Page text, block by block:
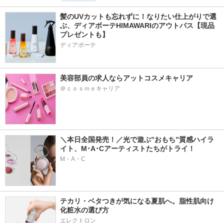
髪のUVカットも忘れずに！なりたい仕上がりで選
ぶ、ディアボーテHIMAWARIのアウトバス【現品
プレゼントも】
ディアボーテ
美容部員の求人ならアットコスメキャリア
＠ｃｏｓｍｅキャリア
＼本日全国発売！／光で遊ぶ”おもち”質感ハイラ
イト、M･A･Cアーティストたちがトライ！
M・A・C
テカリ・ベタつきが気になる夏肌へ。脂性肌向け
化粧水の選び方
エレクトロン